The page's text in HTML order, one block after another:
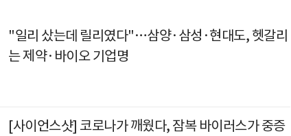
"일리 샀는데 릴리였다"…삼양·삼성·현대도, 헷갈리
는 제약·바이오 기업명
[사이언스샷] 코로나가 깨웠다, 잠복 바이러스가 중증